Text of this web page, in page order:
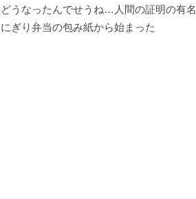
うなったんでせうね…人間の証明の有名
ぎり弁当の包み紙から始まった